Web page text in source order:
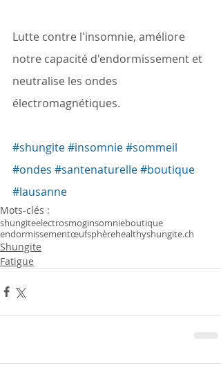
Lutte contre l'insomnie, améliore
notre capacité d'endormissement et
neutralise les ondes
électromagnétiques.
#shungite#insomnie#sommeil
#ondes #santenaturelle#boutique
#lausanne
Mots-clés :
shungiteelectrosmoginsomnieboutique
endormissementœufsphèrehealthyshungite.ch
Shungite
Fatigue